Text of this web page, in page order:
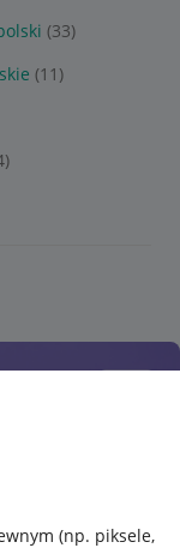
(np. piksele,
(33)
(11)